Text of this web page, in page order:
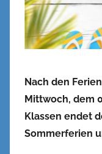
Nach den
Mittwoch, dem
Klassen endet
Sommerferien